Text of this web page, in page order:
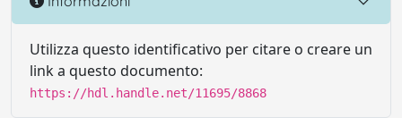
Utilizza questo identificativo per citare o creare un
link a questo documento:
https://hdl.handle.net/11695/8868